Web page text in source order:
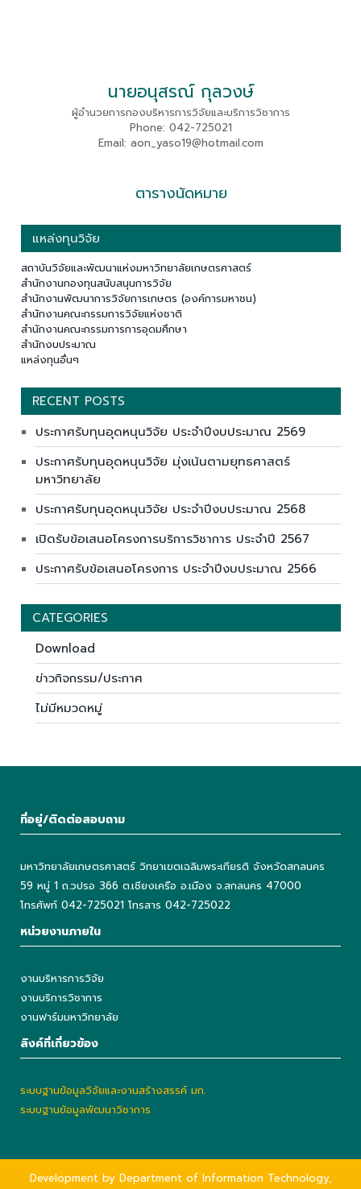
นายอนุสรณ์ กุลวงษ์
ผู้อำนวยการกองบริหารการวิจัยและบริการวิชาการ
Phone: 042-725021
Email: aon_yaso19@hotmail.com
ตารางนัดหมาย
แหล่งทุนวิจัย
สถาบันวิจัยและพัฒนาแห่งมหาวิทยาลัยเกษตรศาสตร์
สำนักงานกองทุนสนับสนุนการวิจัย
สำนักงานพัฒนาการวิจัยการเกษตร (องค์การมหาชน)
สำนักงานคณะกรรมการวิจัยแห่งชาติ
สำนักงานคณะกรรมการการอุดมศึกษา
สำนักงบประมาณ
แหล่งทุนอื่นๆ
RECENT POSTS
ประกาศรับทุนอุดหนุนวิจัย ประจำปีงบประมาณ 2569
ประกาศรับทุนอุดหนุนวิจัย มุ่งเน้นตามยุทธศาสตร์
มหาวิทยาลัย
ประกาศรับทุนอุดหนุนวิจัย ประจำปีงบประมาณ 2568
เปิดรับข้อเสนอโครงการบริการวิชาการ ประจำปี 2567
ประกาศรับข้อเสนอโครงการ ประจำปีงบประมาณ 2566
CATEGORIES
Download
ข่าวกิจกรรม/ประกาศ
ไม่มีหมวดหมู่
ที่อยู่/ติดต่อสอบถาม
มหาวิทยาลัยเกษตรศาสตร์ วิทยาเขตเฉลิมพระเกียรติ จังหวัดสกลนคร
59 หมู่ 1 ถ.วปรอ 366 ต.เชียงเครือ อ.เมือง จ.สกลนคร 47000
โทรศัพท์ 042-725021 โทรสาร 042-725022
หน่วยงานภายใน
งานบริหารการวิจัย
งานบริการวิชาการ
งานฟาร์มมหาวิทยาลัย
ลิงค์ที่เกี่ยวข้อง
ระบบฐานข้อมูลวิจัยและงานสร้างสรรค์ มก.
ระบบฐานข้อมูลพัฒนาวิชาการ
Development by Department of Information Technology,